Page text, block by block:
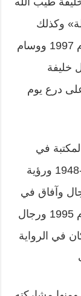
وكذلك
شهادة تقدير روّاد العمل الوطني في العام 1997 ووسام
خليفة
أيضًا على درع يوم
في
البحرين وخارجها، منها: الهداية بين 1919-1948 ورؤية
ونوافذ عام 1985، ورجال وآفاق في
العام 1989 وأوراق من دفاتر التعليم العام 1995 ورجال
والمكان في الرواية